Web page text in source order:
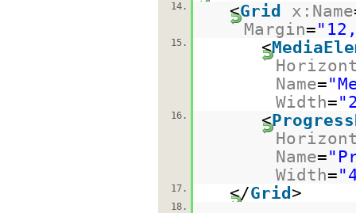
14.
<Grid x:Name
Margin=
15. <
Name=
Width=
16. <
Name=
Width=
17. </Grid>
18.